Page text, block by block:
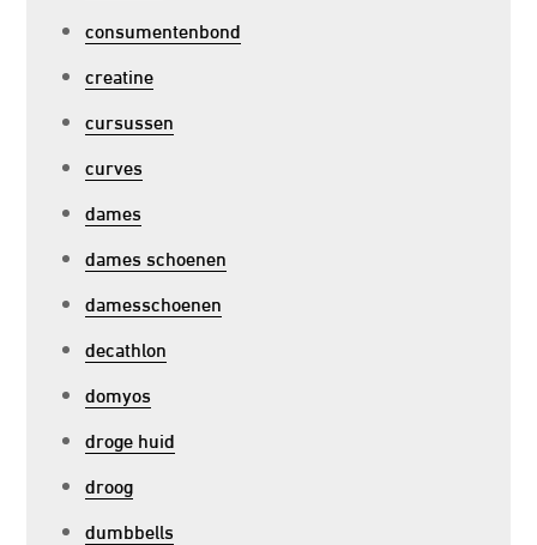
consumentenbond
creatine
cursussen
curves
dames
dames schoenen
damesschoenen
decathlon
domyos
droge huid
droog
dumbbells